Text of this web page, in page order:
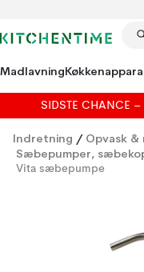
Madlavning
SIDSTE CHANCE
Indretning / Opvask &
Sæbepumper,
Vita sæbepumpe